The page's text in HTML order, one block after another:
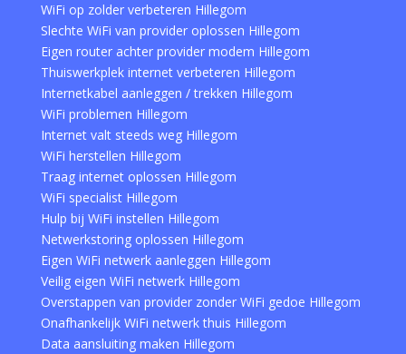
WiFi op zolder verbeteren Hillegom
Slechte WiFi van provider oplossen Hillegom
Eigen router achter provider modem Hillegom
Thuiswerkplek internet verbeteren Hillegom
Internetkabel aanleggen / trekken Hillegom
WiFi problemen Hillegom
Internet valt steeds weg Hillegom
WiFi herstellen Hillegom
Traag internet oplossen Hillegom
WiFi specialist Hillegom
Hulp bij WiFi instellen Hillegom
Netwerkstoring oplossen Hillegom
Eigen WiFi netwerk aanleggen Hillegom
Veilig eigen WiFi netwerk Hillegom
Overstappen van provider zonder WiFi gedoe Hillegom
Onafhankelijk WiFi netwerk thuis Hillegom
Data aansluiting maken Hillegom